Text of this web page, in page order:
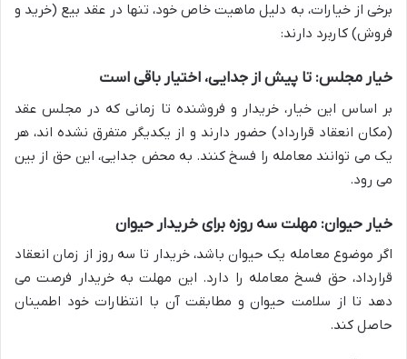
برخی از خیارات، به دلیل ماهیت خاص خود، تنها در عقد بیع (خرید و
فروش) کاربرد دارند:
خیار مجلس: تا پیش از جدایی، اختیار باقی است
بر اساس این خیار، خریدار و فروشنده تا زمانی که در مجلس عقد
(مکان انعقاد قرارداد) حضور دارند و از یکدیگر متفرق نشده اند، هر
یک می توانند معامله را فسخ کنند. به محض جدایی، این حق از بین
می رود.
خیار حیوان: مهلت سه روزه برای خریدار حیوان
اگر موضوع معامله یک حیوان باشد، خریدار تا سه روز از زمان انعقاد
قرارداد، حق فسخ معامله را دارد. این مهلت به خریدار فرصت می
دهد تا از سلامت حیوان و مطابقت آن با انتظارات خود اطمینان
حاصل کند.